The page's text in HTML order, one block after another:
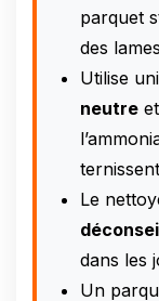
parquet
des lames
Utilise
neutre
Le
dans les
Un